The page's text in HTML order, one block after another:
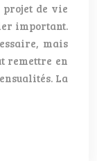
de vie
important.
mais
remettre en
La